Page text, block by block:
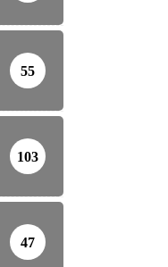
55
103
47